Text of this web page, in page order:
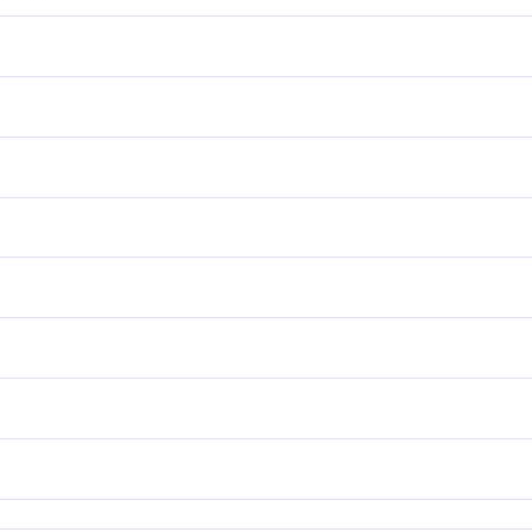
কওম এ কুরআনকে পরিত্যাজ্য গণ্য করেছে।
এই কোরআনকে প্রলাপ সাব্যস্ত করেছে।
আমার স্বজাতি এই কুরআনকে পরিত্যজ্য বলে ধরে নিয়েছিল। ’’
বলবে, হে আমার প্রতিপালক! আমার সম্প্রদায় এ কুরআনকে বিলকুল পরিত্যাগ
এই কুরআনকে পরিত্যাজ্য মনে করেছিল।
tafsir.
তো এই কোরআনকে ফেলে রেখেছিল”
অভিযোগ করে বলবে: হে আমার প্রতিপালক! নিশ্চয়ই আমার সম্প্রদায় যাদের নিকট
ফিরিয়ে নিয়েছে।